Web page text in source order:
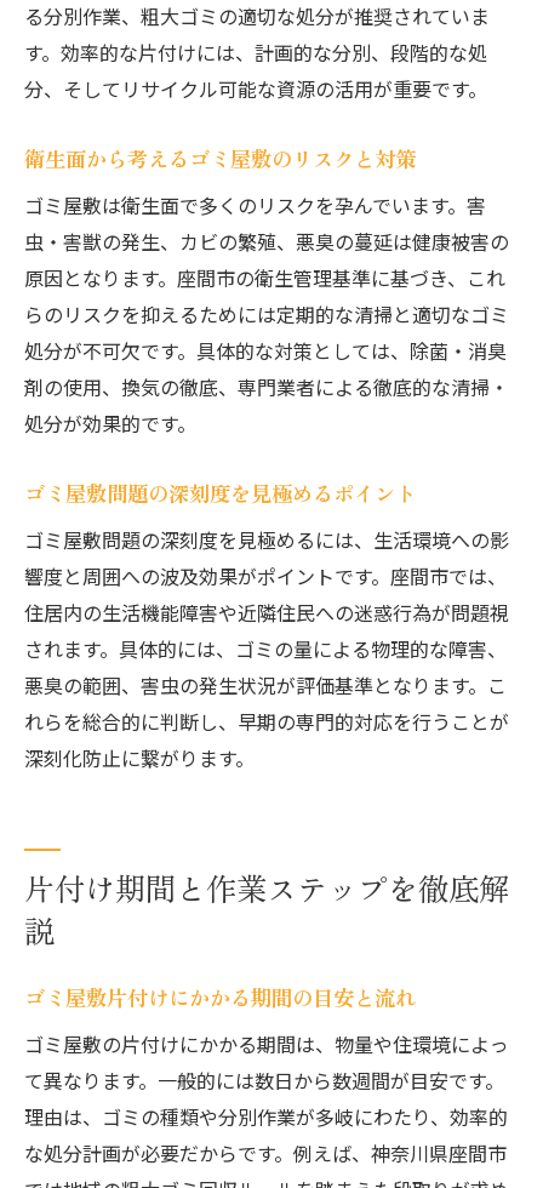
る分別作業、粗大ゴミの適切な処分が推奨されていま
す。効率的な片付けには、計画的な分別、段階的な処
分、そしてリサイクル可能な資源の活用が重要です。
衛生面から考えるゴミ屋敷のリスクと対策
ゴミ屋敷は衛生面で多くのリスクを孕んでいます。害
虫・害獣の発生、カビの繁殖、悪臭の蔓延は健康被害の
原因となります。座間市の衛生管理基準に基づき、これ
らのリスクを抑えるためには定期的な清掃と適切なゴミ
処分が不可欠です。具体的な対策としては、除菌・消臭
剤の使用、換気の徹底、専門業者による徹底的な清掃・
処分が効果的です。
ゴミ屋敷問題の深刻度を見極めるポイント
ゴミ屋敷問題の深刻度を見極めるには、生活環境への影
響度と周囲への波及効果がポイントです。座間市では、
住居内の生活機能障害や近隣住民への迷惑行為が問題視
されます。具体的には、ゴミの量による物理的な障害、
悪臭の範囲、害虫の発生状況が評価基準となります。こ
れらを総合的に判断し、早期の専門的対応を行うことが
深刻化防止に繋がります。
片付け期間と作業ステップを徹底解
説
ゴミ屋敷片付けにかかる期間の目安と流れ
ゴミ屋敷の片付けにかかる期間は、物量や住環境によっ
て異なります。一般的には数日から数週間が目安です。
理由は、ゴミの種類や分別作業が多岐にわたり、効率的
な処分計画が必要だからです。例えば、神奈川県座間市